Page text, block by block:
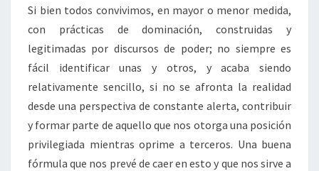
Si bien todos convivimos, en mayor o menor medida,
con prácticas de dominación, construidas y
legitimadas por discursos de poder; no siempre es
fácil identificar unas y otros, y acaba siendo
relativamente sencillo, si no se afronta la realidad
desde una perspectiva de constante alerta, contribuir
y formar parte de aquello que nos otorga una posición
privilegiada mientras oprime a terceros. Una buena
fórmula que nos prevé de caer en esto y que nos sirve a